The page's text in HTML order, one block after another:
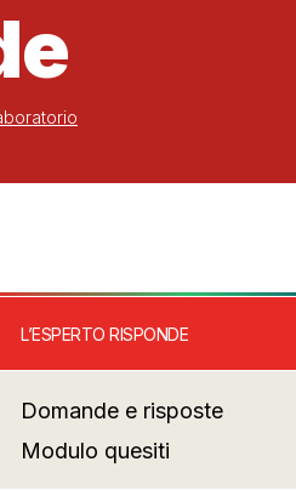
L’ESPERTO RISPONDE
Domande e risposte
Modulo quesiti